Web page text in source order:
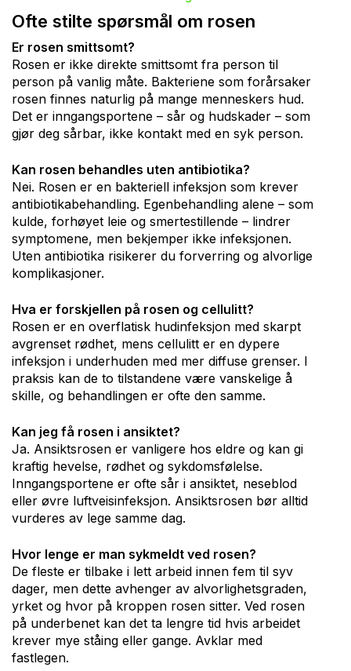
Ofte stilte spørsmål om rosen
Er rosen smittsomt?
Rosen er ikke direkte smittsomt fra person til
person på vanlig måte. Bakteriene som forårsaker
rosen finnes naturlig på mange menneskers hud.
Det er inngangsportene – sår og hudskader – som
gjør deg sårbar, ikke kontakt med en syk person.
Kan rosen behandles uten antibiotika?
Nei. Rosen er en bakteriell infeksjon som krever
antibiotikabehandling. Egenbehandling alene – som
kulde, forhøyet leie og smertestillende – lindrer
symptomene, men bekjemper ikke infeksjonen.
Uten antibiotika risikerer du forverring og alvorlige
komplikasjoner.
Hva er forskjellen på rosen og cellulitt?
Rosen er en overflatisk hudinfeksjon med skarpt
avgrenset rødhet, mens cellulitt er en dypere
infeksjon i underhuden med mer diffuse grenser. I
praksis kan de to tilstandene være vanskelige å
skille, og behandlingen er ofte den samme.
Kan jeg få rosen i ansiktet?
Ja. Ansiktsrosen er vanligere hos eldre og kan gi
kraftig hevelse, rødhet og sykdomsfølelse.
Inngangsportene er ofte sår i ansiktet, neseblod
eller øvre luftveisinfeksjon. Ansiktsrosen bør alltid
vurderes av lege samme dag.
Hvor lenge er man sykmeldt ved rosen?
De fleste er tilbake i lett arbeid innen fem til syv
dager, men dette avhenger av alvorlighetsgraden,
yrket og hvor på kroppen rosen sitter. Ved rosen
på underbenet kan det ta lengre tid hvis arbeidet
krever mye ståing eller gange. Avklar med
fastlegen.